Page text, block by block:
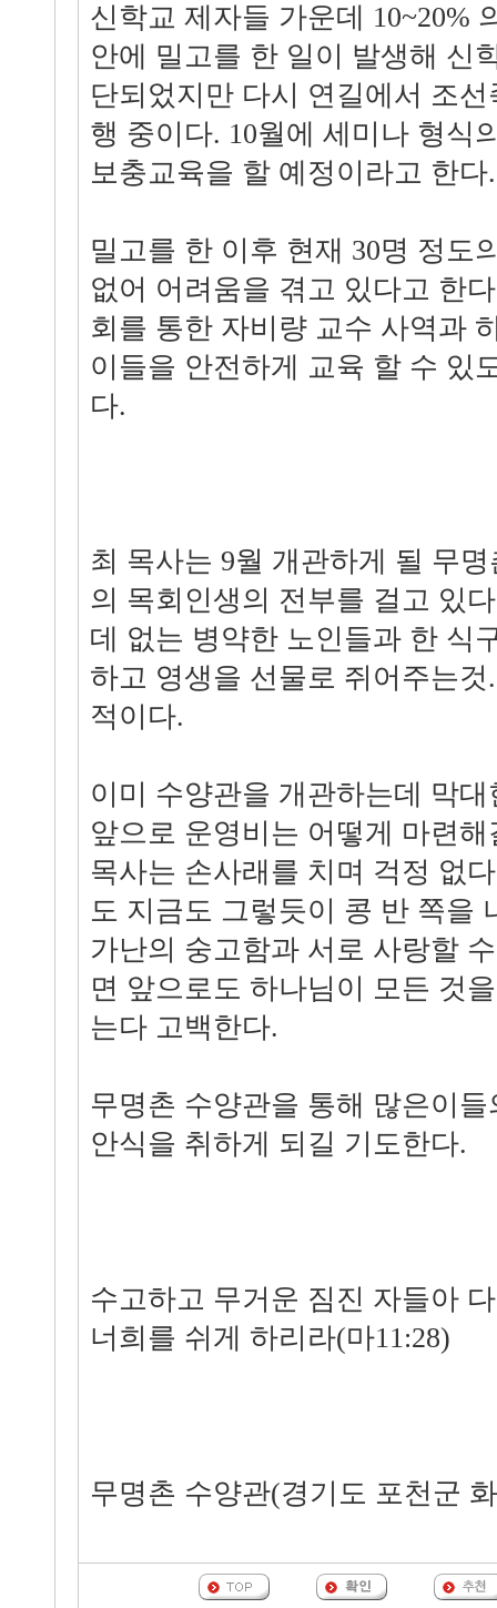
신학교 제자들 가운데 10~20%
안에 밀고를 한 일이 발생해 신
단되었지만 다시 연길에서 조
행 중이다. 10월에 세미나 형식
보충교육을 할 예정이라고 한다.
밀고를 한 이후 현재 30명 정도
없어 어려움을 겪고 있다고 한
회를 통한 자비량 교수 사역과
이들을 안전하게 교육 할 수 있
다.
최 목사는 9월 개관하게 될 무
의 목회인생의 전부를 걸고 있
데 없는 병약한 노인들과 한 식
하고 영생을 선물로 쥐어주는
적이다.
이미 수양관을 개관하는데 막
앞으로 운영비는 어떻게 마련
목사는 손사래를 치며 걱정 없
도 지금도 그렇듯이 콩 반 쪽을
가난의 숭고함과 서로 사랑할
면 앞으로도 하나님이 모든 것
는다 고백한다.
무명촌 수양관을 통해 많은이
안식을 취하게 되길 기도한다.
수고하고 무거운 짐진 자들아
너희를 쉬게 하리라(마11:28)
무명촌 수양관(경기도 포천군